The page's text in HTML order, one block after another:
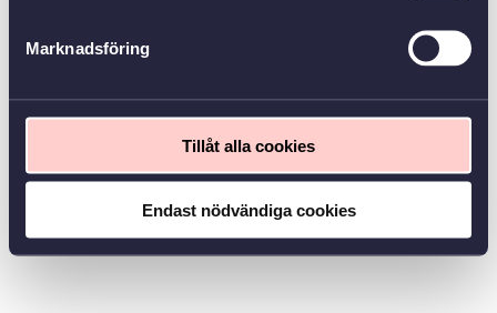
Marknadsföring
Tillåt alla cookies
Endast nödvändiga cookies